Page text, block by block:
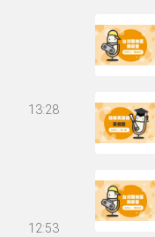
13:28
12:53